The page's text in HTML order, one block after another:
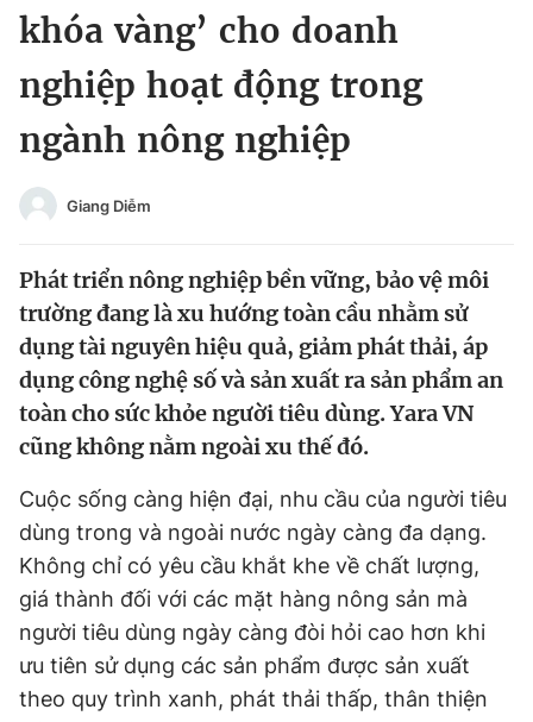
Chào ngày mới Tin 24h
Tin thị trường
Sản phẩm khác
Tiện ích Bạn cần biết
Thông tin tòa soạn
Đọc Thanh Niên trên điện thoại
Tin đã lưu
Tin đã xem
Đăng xuất
khóa vàng’ cho doanh
nghiệp hoạt động trong
ngành nông nghiệp
Giang Diễm
Phát triển nông nghiệp bền vững, bảo vệ môi
trường đang là xu hướng toàn cầu nhằm sử
dụng tài nguyên hiệu quả, giảm phát thải, áp
dụng công nghệ số và sản xuất ra sản phẩm an
toàn cho sức khỏe người tiêu dùng. Yara VN
cũng không nằm ngoài xu thế đó.
Cuộc sống càng hiện đại, nhu cầu của người tiêu
dùng trong và ngoài nước ngày càng đa dạng.
Không chỉ có yêu cầu khắt khe về chất lượng,
giá thành đối với các mặt hàng nông sản mà
người tiêu dùng ngày càng đòi hỏi cao hơn khi
ưu tiên sử dụng các sản phẩm được sản xuất
theo quy trình xanh, phát thải thấp, thân thiện